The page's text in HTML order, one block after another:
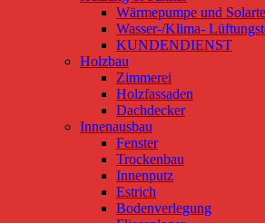
Wärmepumpe und
Wasser-/Klima-
KUNDENDIENST
Holzbau
Zimmerei
Holzfassaden
Dachdecker
Innenausbau
Fenster
Trockenbau
Innenputz
Estrich
Bodenverlegung